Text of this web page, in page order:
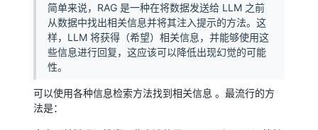
简单来说，RAG 是一种在将数据发送给 LLM 之前
从数据中找出相关信息并将其注入提示的方法。这
样，LLM 将获得（希望）相关信息，并能够使用这
些信息进行回复，这应该可以降低出现幻觉的可能
性。
可以使用各种信息检索方法找到相关信息 。最流行的方
法是：